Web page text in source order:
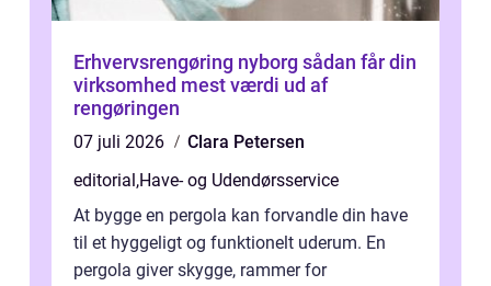
Erhvervsrengøring nyborg sådan får din
virksomhed mest værdi ud af
rengøringen
07 juli 2026
Clara Petersen
editorial ,Have- og Udendørsservice
At bygge en pergola kan forvandle din have
til et hyggeligt og funktionelt uderum. En
pergola giver skygge, rammer for